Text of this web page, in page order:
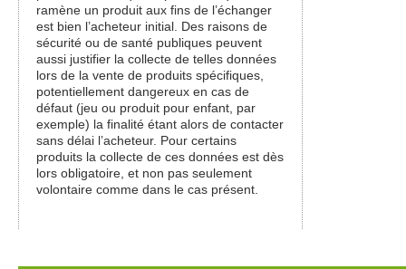
ramène un produit aux fins de l’échanger
est bien l’acheteur initial. Des raisons de
sécurité ou de santé publiques peuvent
aussi justifier la collecte de telles données
lors de la vente de produits spécifiques,
potentiellement dangereux en cas de
défaut (jeu ou produit pour enfant, par
exemple) la finalité étant alors de contacter
sans délai l’acheteur. Pour certains
produits la collecte de ces données est dès
lors obligatoire, et non pas seulement
volontaire comme dans le cas présent.